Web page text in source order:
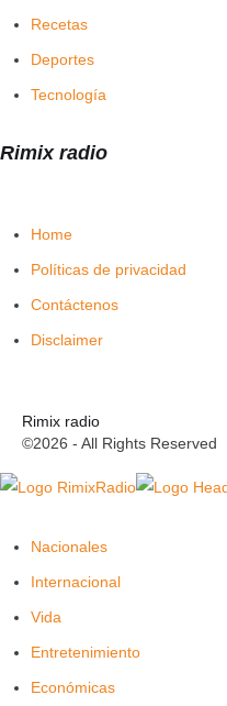
Rimix radio
Home
Políticas de privacidad
Contáctenos
Disclaimer
Recetas
Deportes
Tecnología
Rimix radio
©2026 - All Rights Reserved
Nacionales
Internacional
Vida
Entretenimiento
Económicas